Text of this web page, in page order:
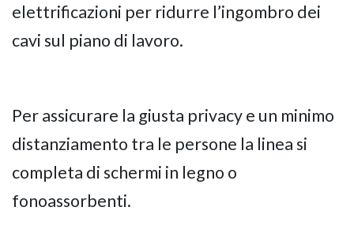
elettrificazioni per ridurre l’ingombro dei
cavi sul piano di lavoro.
Per assicurare la giusta privacy e un minimo
distanziamento tra le persone la linea si
completa di schermi in legno o
fonoassorbenti.